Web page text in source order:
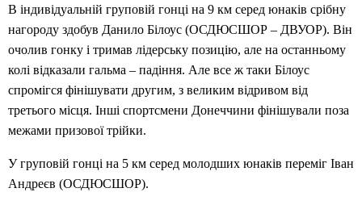
В індивідуальній груповій гонці на 9 км серед юнаків срібну
нагороду здобув Данило Білоус (ОСДЮСШОР – ДВУОР). Він
очолив гонку і тримав лідерську позицію, але на останньому
колі відказали гальма – падіння. Але все ж таки Білоус
спромігся фінішувати другим, з великим відривом від
третього місця. Інші спортсмени Донеччини фінішували поза
межами призової трійки.
У груповій гонці на 5 км серед молодших юнаків переміг Іван
Андреєв (ОСДЮСШОР).